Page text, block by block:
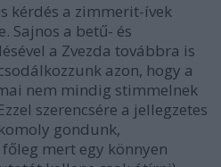
kérdés a zimmerit-ívek
Sajnos a betű- és
a Zvezda továbbra is
azon, hogy a
nem mindig stimmelnek
szerencsére a jellegzetes
gondunk,
mert egy könnyen